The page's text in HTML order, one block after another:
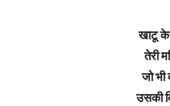
खाटू के
तेरी
जो
उसकी